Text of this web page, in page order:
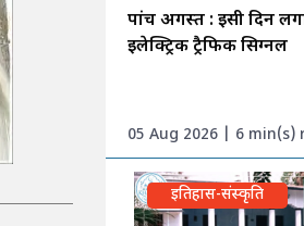
पांच अगस्त : इसी दिन
इलेक्ट्रिक ट्रैफिक सिग्नल
05 Aug 2026 | 6 min(s)
इतिहास-संस्कृति